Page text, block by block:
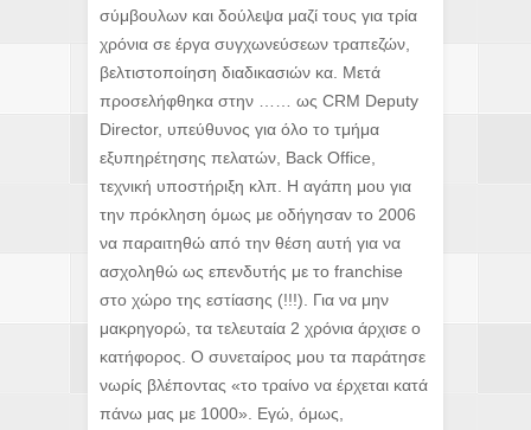
σύμβουλων και δούλεψα μαζί τους για τρία
χρόνια σε έργα συγχωνεύσεων τραπεζών,
βελτιστοποίηση διαδικασιών κα. Μετά
προσελήφθηκα στην …… ως CRM Deputy
Director, υπεύθυνος για όλο το τμήμα
εξυπηρέτησης πελατών, Back Office,
τεχνική υποστήριξη κλπ. Η αγάπη μου για
την πρόκληση όμως με οδήγησαν το 2006
να παραιτηθώ από την θέση αυτή για να
ασχοληθώ ως επενδυτής με το franchise
στο χώρο της εστίασης (!!!). Για να μην
μακρηγορώ, τα τελευταία 2 χρόνια άρχισε ο
κατήφορος. Ο συνεταίρος μου τα παράτησε
νωρίς βλέποντας «το τραίνο να έρχεται κατά
πάνω μας με 1000». Εγώ, όμως,